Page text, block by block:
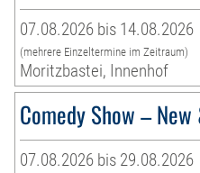
07.08.2026 bis 14.08.2026
(mehrere Einzeltermine im Zeitraum)
Moritzbastei, Innenhof
Comedy Show –
07.08.2026 bis 29.08.2026